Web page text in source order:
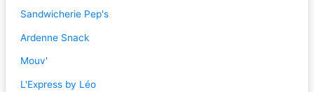
Sandwicherie Pep's
Ardenne Snack
Mouv'
L'Express by Léo